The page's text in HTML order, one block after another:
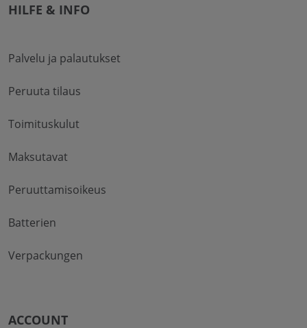
HILFE & INFO
Palvelu ja palautukset
Peruuta tilaus
Toimituskulut
Maksutavat
Peruuttamisoikeus
Batterien
Verpackungen
ACCOUNT